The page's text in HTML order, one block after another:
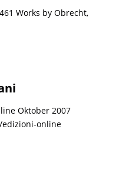
Works by Obrecht,
Oktober 2007
online